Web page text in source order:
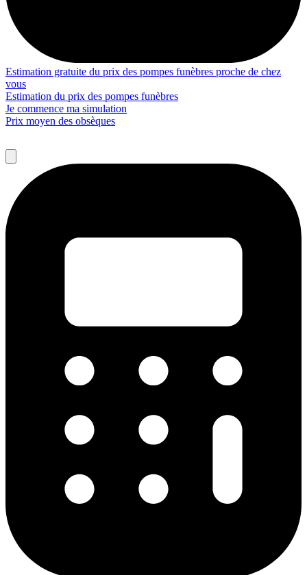
Estimation gratuite du prix des pompes funèbres proche de chez
vous
Estimation du prix des pompes funèbres
Je commence ma simulation
Prix moyen des obsèques